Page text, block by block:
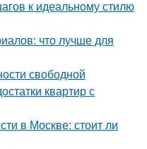
к идеальному стилю
что лучше для
свободной
квартир с
в Москве: стоит ли